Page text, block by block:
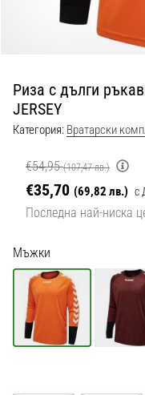
официални
от
Nike,
adidas
PUMA.
Бъди
част
мач,
гол
9. 6. 2025
•
Риза с дълги
JERSEY
Категория: Вратарски
€54,95 (107,47 лв.)
€35,70 (69,82 лв.) с
Последна най-ниска
Мъжки